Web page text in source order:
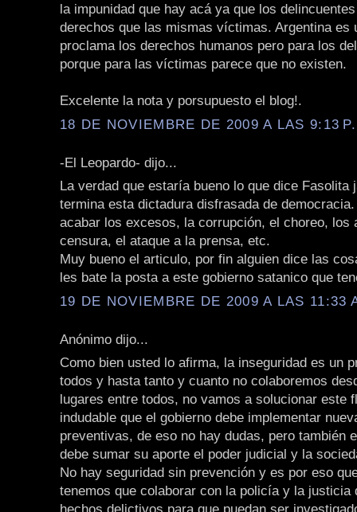
la impunidad que hay acá ya que los
derechos que las mismas víctimas. Argentina es
proclama los derechos humanos pero para los
porque para las víctimas parece que no existen.
Excelente la nota y porsupuesto el blog!.
18 DE NOVIEMBRE DE 2009 A LAS 9:13
-El Leopardo- dijo...
La verdad que estaría bueno lo que dice Fasolita
termina esta dictadura disfrasada de
acabar los excesos, la corrupción, el choreo, los
censura, el ataque a la prensa, etc.
Muy bueno el articulo, por fin alguien dice las
les bate la posta a este gobierno satanico que
19 DE NOVIEMBRE DE 2009 A LAS 11:33
Anónimo dijo...
Como bien usted lo afirma, la inseguridad es un
todos y hasta tanto y cuanto no colaboremos
lugares entre todos, no vamos a solucionar este
indudable que el gobierno debe implementar
preventivas, de eso no hay dudas, pero también
debe sumar su aporte el poder judicial y la
No hay seguridad sin prevención y es por eso
tenemos que colaborar con la policía y la justicia